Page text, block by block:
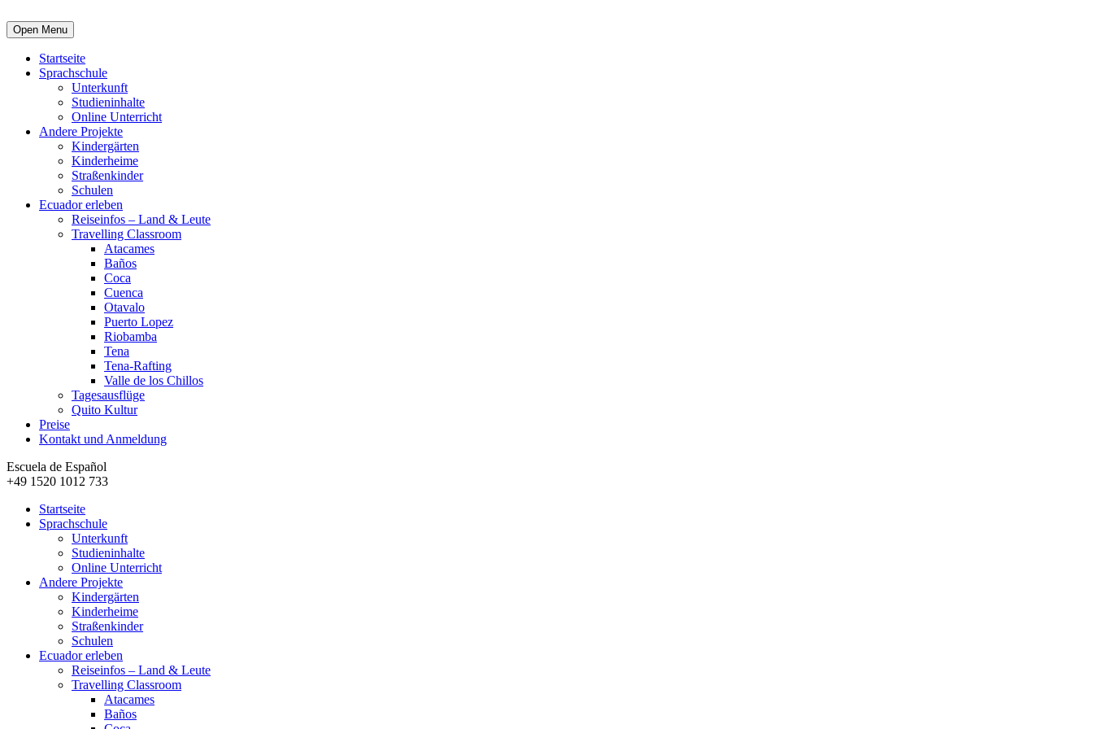
Open Menu
Startseite
Sprachschule
Unterkunft
Studieninhalte
Online Unterricht
Andere Projekte
Kindergärten
Kinderheime
Straßenkinder
Schulen
Ecuador erleben
Reiseinfos – Land & Leute
Travelling Classroom
Atacames
Baños
Coca
Cuenca
Otavalo
Puerto Lopez
Riobamba
Tena
Tena-Rafting
Valle de los Chillos
Tagesausflüge
Quito Kultur
Preise
Kontakt und Anmeldung
Escuela de Español
+49 1520 1012 733
Startseite
Sprachschule
Unterkunft
Studieninhalte
Online Unterricht
Andere Projekte
Kindergärten
Kinderheime
Straßenkinder
Schulen
Ecuador erleben
Reiseinfos – Land & Leute
Travelling Classroom
Atacames
Baños